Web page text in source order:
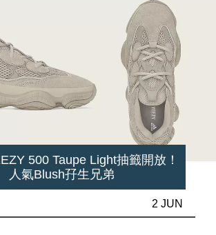
500 Taupe Light抽籤開放！
人氣Blush孖生兄弟
2 JUN